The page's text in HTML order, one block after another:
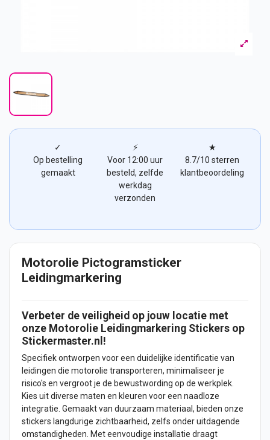
✓
Op bestelling
gemaakt
⚡
Voor 12:00 uur
besteld, zelfde
werkdag
verzonden
★
8.7/10 sterren
klantbeoordeling
Motorolie Pictogramsticker
Leidingmarkering
Verbeter de veiligheid op jouw locatie met
onze Motorolie Leidingmarkering Stickers op
Stickermaster.nl!
Specifiek ontworpen voor een duidelijke identificatie van
leidingen die motorolie transporteren, minimaliseer je
risico's en vergroot je de bewustwording op de werkplek.
Kies uit diverse maten en kleuren voor een naadloze
integratie. Gemaakt van duurzaam materiaal, bieden onze
stickers langdurige zichtbaarheid, zelfs onder uitdagende
omstandigheden. Met eenvoudige installatie draagt